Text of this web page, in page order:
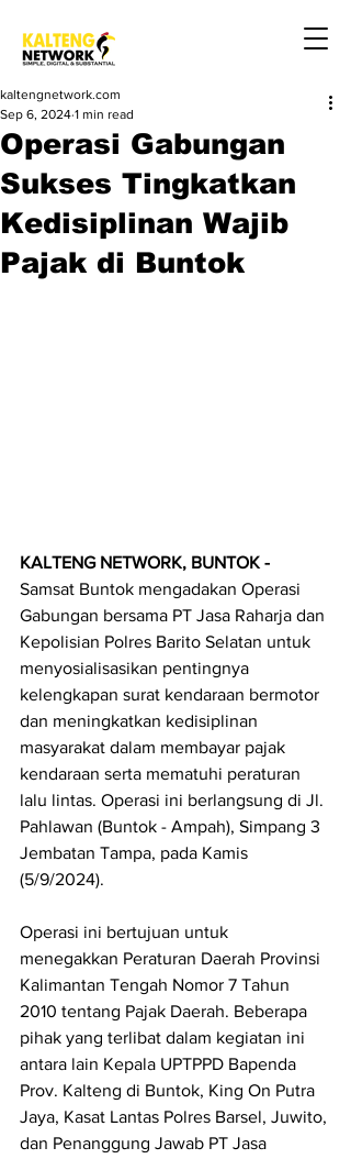
Operasi Gabungan
Sukses Tingkatkan
Kedisiplinan Wajib
Pajak di Buntok
kaltengnetwork.com
Sep 6, 2024 1 min read
KALTENG NETWORK, BUNTOK -
Samsat Buntok mengadakan Operasi
Gabungan bersama PT Jasa Raharja dan
Kepolisian Polres Barito Selatan untuk
menyosialisasikan pentingnya
kelengkapan surat kendaraan bermotor
dan meningkatkan kedisiplinan
masyarakat dalam membayar pajak
kendaraan serta mematuhi peraturan
lalu lintas. Operasi ini berlangsung di Jl.
Pahlawan (Buntok - Ampah), Simpang 3
Jembatan Tampa, pada Kamis
(5/9/2024).
Operasi ini bertujuan untuk
menegakkan Peraturan Daerah Provinsi
Kalimantan Tengah Nomor 7 Tahun
2010 tentang Pajak Daerah. Beberapa
pihak yang terlibat dalam kegiatan ini
antara lain Kepala UPTPPD Bapenda
Prov. Kalteng di Buntok, King On Putra
Jaya, Kasat Lantas Polres Barsel, Juwito,
dan Penanggung Jawab PT Jasa